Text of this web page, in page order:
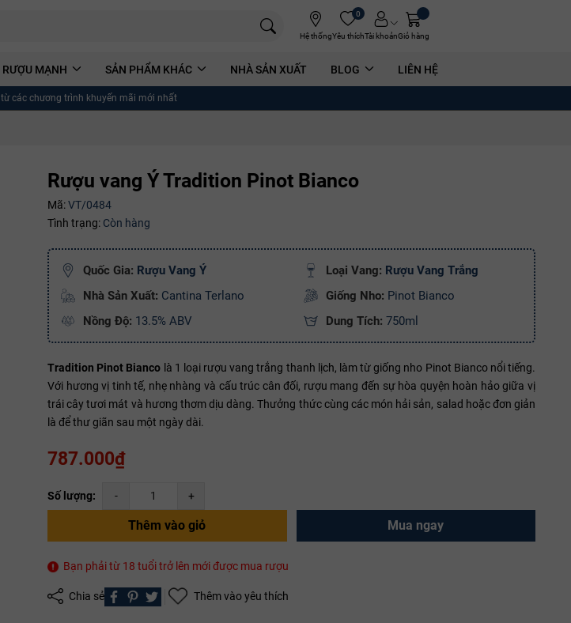
Hệ thống
0
Yêu thíchTài khoảnGiỏ hàng
RƯỢU MẠNH SẢN PHẨM KHÁC NHÀ SẢN XUẤT BLOG LIÊN HỆ
từ các chương trình khuyến mãi mới nhất
Rượu vang Ý Tradition Pinot Bianco
Mã:VT/0484
Tình trạng: Còn hàng
Quốc Gia: Rượu Vang Ý Loại Vang: Rượu Vang Trắng
Nhà Sản Xuất: Cantina Terlano Giống Nho: Pinot Bianco
Nồng Độ: 13.5% ABV Dung Tích: 750ml
Tradition Pinot Bianco là 1 loại rượu vang trắng thanh lịch, làm từ giống nho Pinot Bianco nổi tiếng.
Với hương vị tinh tế, nhẹ nhàng và cấu trúc cân đối, rượu mang đến sự hòa quyện hoàn hảo giữa vị
trái cây tươi mát và hương thơm dịu dàng. Thưởng thức cùng các món hải sản, salad hoặc đơn giản
là để thư giãn sau một ngày dài.
787.000₫
Số lượng: - +
Thêm vào giỏ Mua ngay
Bạn phải từ 18 tuổi trở lên mới được mua rượu
Chia sẻ Thêm vào yêu thích